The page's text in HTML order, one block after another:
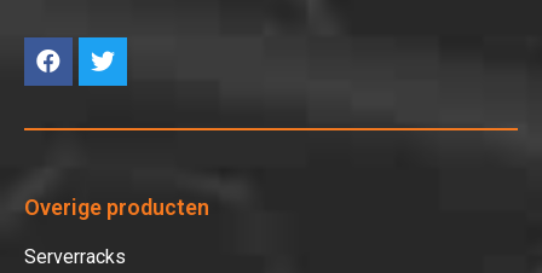
Overige producten
Serverracks